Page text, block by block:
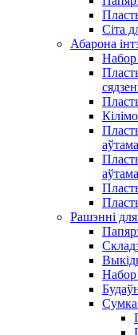
Сіта
Абарона
Набор
Рашэнні
Набор